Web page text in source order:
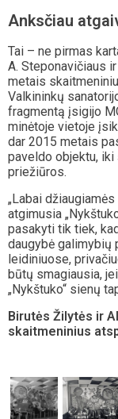
Anksčiau
Tai – ne pirmas
A. Steponavičiaus
metais
Valkininkų
fragmentą įsigijo
minėtoje vietoje
dar 2015 metais
paveldo objektu,
priežiūros.
„Labai
atgimusia
pasakyti tik tiek,
daugybė galimybių
leidiniuose,
būtų smagiausia,
„Nykštuko“ sienų
Birutės Žilytės ir
skaitmeninius